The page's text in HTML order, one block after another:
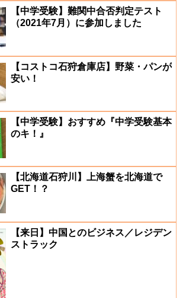
【中学受験】難関中合否判定テスト
（2021年7月）に参加しました
【コストコ石狩倉庫店】野菜・パンが
安い！
【中学受験】おすすめ『中学受験基本
のキ！』
【北海道石狩川】上海蟹を北海道で
GET！？
【来日】中国とのビジネス／レジデン
ストラック